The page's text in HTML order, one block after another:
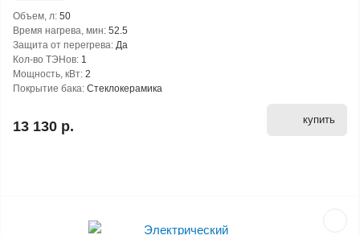
Объем, л: 50
Время нагрева, мин: 52.5
Защита от перегрева: Да
Кол-во ТЭНов: 1
Мощность, кВт: 2
Покрытие бака: Стеклокерамика
13 130 р. купить